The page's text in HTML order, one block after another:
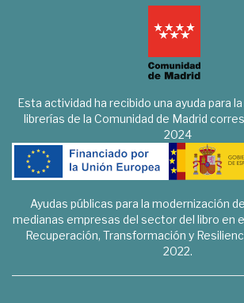
Esta actividad ha recibido una ayuda para
librerías de la Comunidad de Madrid
2024
Ayudas públicas para la modernización
medianas empresas del sector del libro en
Recuperación, Transformación y
2022.